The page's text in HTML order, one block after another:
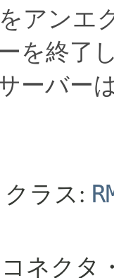
アンエ
を終了
ーバー
クラス:
ネクタ